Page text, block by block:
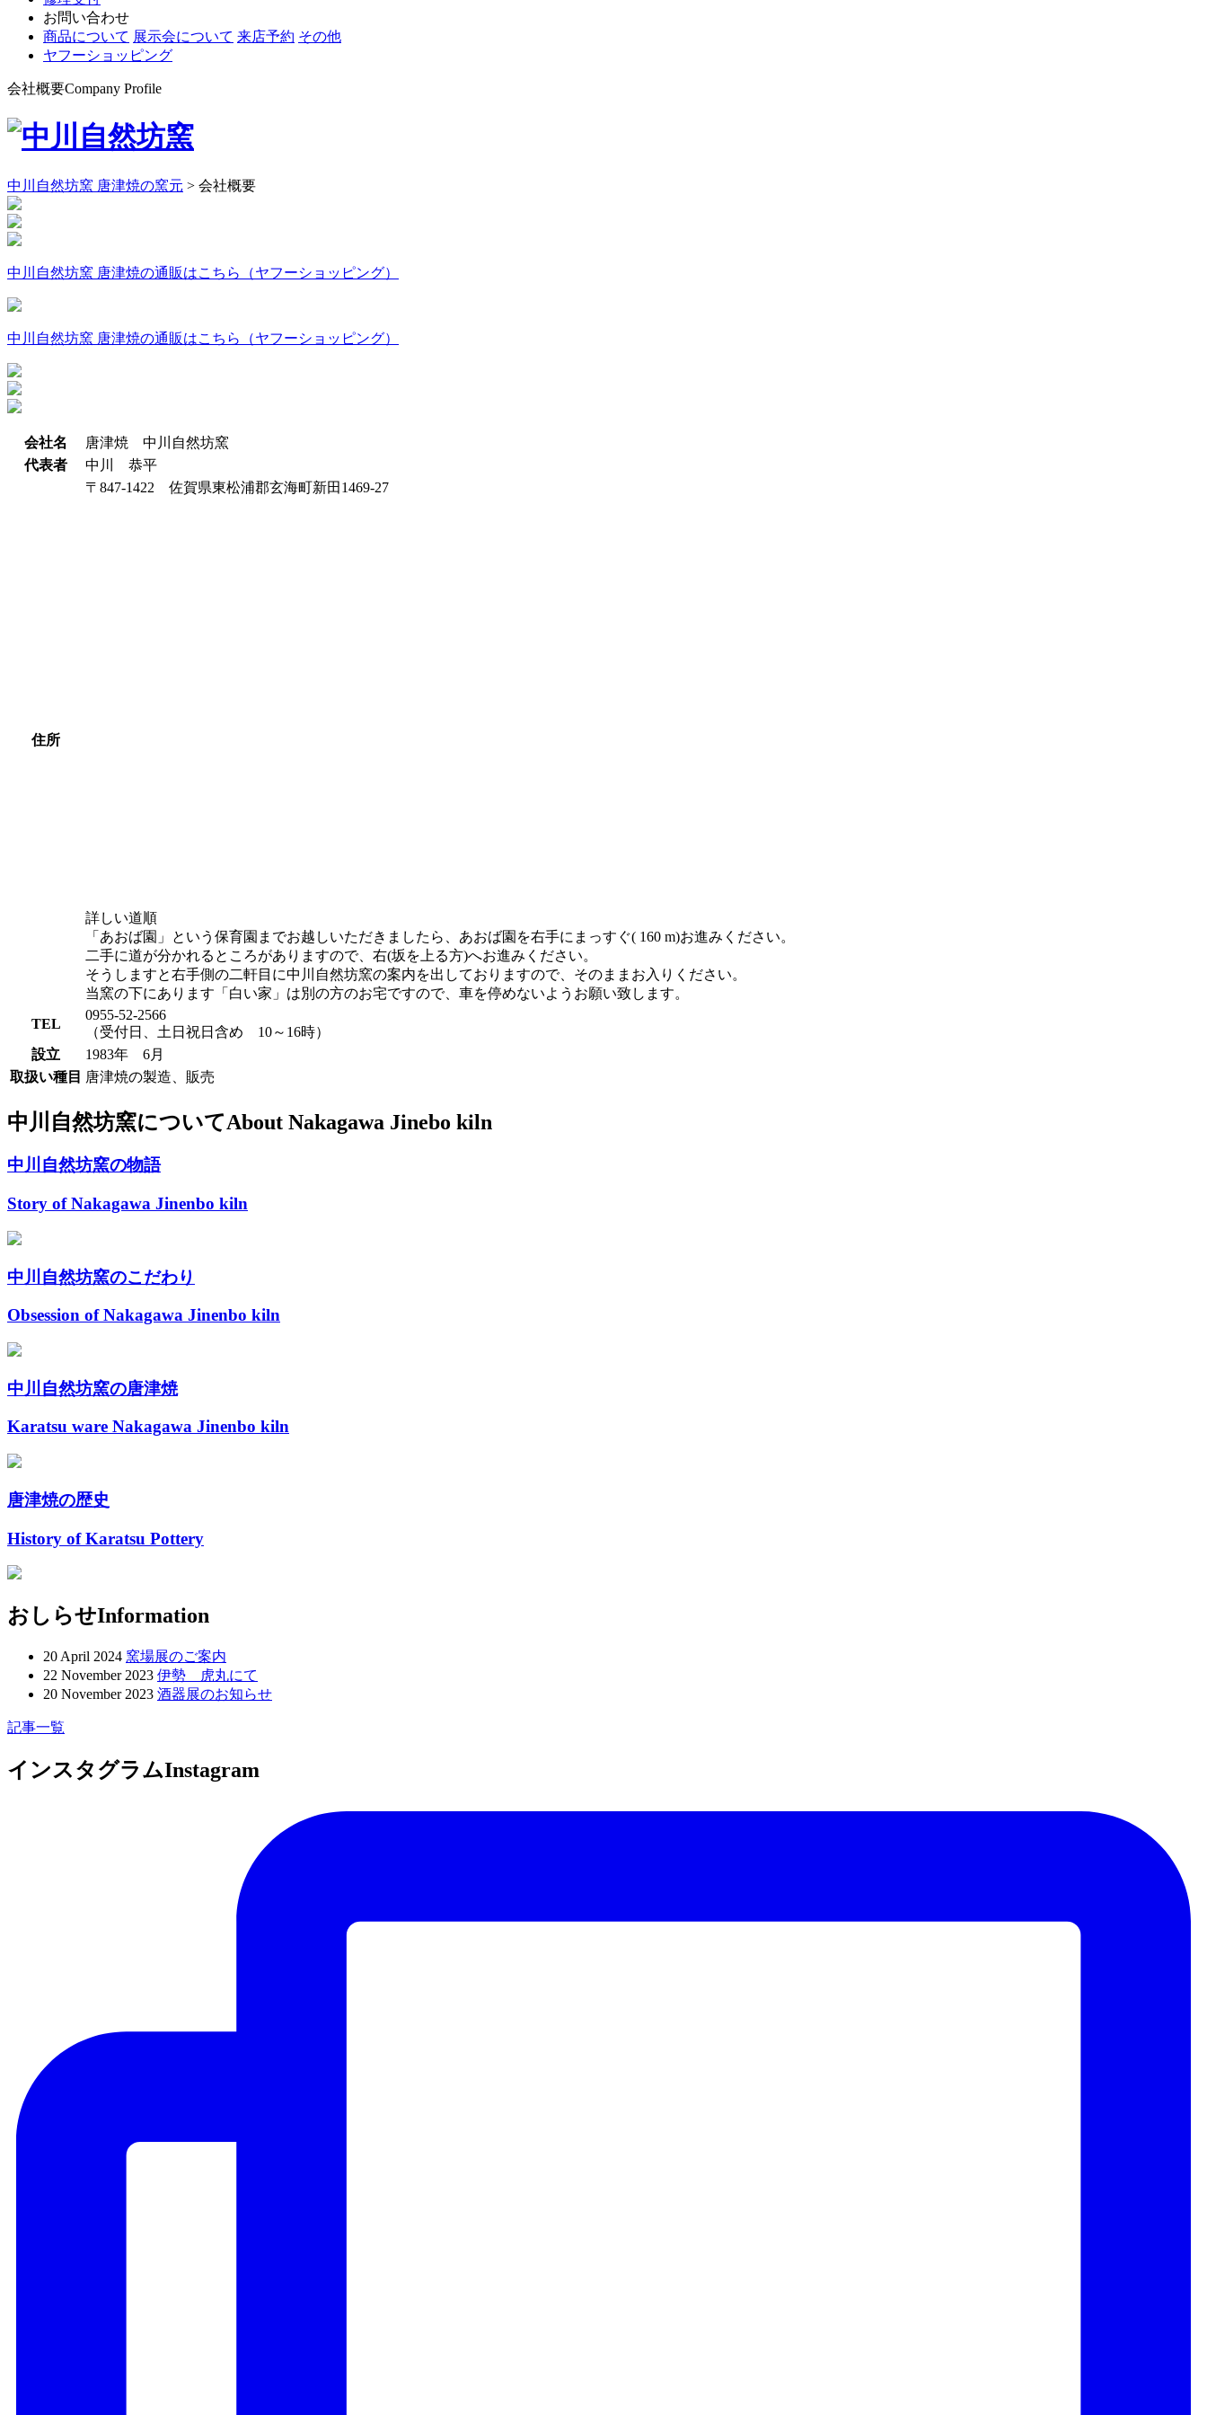
お問い合わせ
商品について 展示会について 来店予約 その他
ヤフーショッピング
会社概要Company Profile
中川自然坊窯 唐津焼の窯元 > 会社概要
中川自然坊窯 唐津焼の通販はこちら（ヤフーショッピング）
中川自然坊窯 唐津焼の通販はこちら（ヤフーショッピング）
会社名
唐津焼 中川自然坊窯
代表者
中川 恭平
住所
〒847-1422 佐賀県東松浦郡玄海町新田1469-27
詳しい道順
「あおば園」という保育園までお越しいただきましたら、あおば園を右手にまっすぐ( 160 m)お進みください。
二手に道が分かれるところがありますので、右(坂を上る方)へお進みください。
そうしますと右手側の二軒目に中川自然坊窯の案内を出しておりますので、そのままお入りください。
当窯の下にあります「白い家」は別の方のお宅ですので、車を停めないようお願い致します。
TEL
0955-52-2566
（受付日、土日祝日含め 10～16時）
設立
1983年 6月
取扱い種目 唐津焼の製造、販売
中川自然坊窯についてAbout Nakagawa Jinebo kiln
中川自然坊窯の物語
Story of Nakagawa Jinenbo kiln
中川自然坊窯のこだわり
Obsession of Nakagawa Jinenbo kiln
中川自然坊窯の唐津焼
Karatsu ware Nakagawa Jinenbo kiln
唐津焼の歴史
History of Karatsu Pottery
おしらせInformation
20 April 2024 窯場展のご案内
22 November 2023 伊勢 虎丸にて
20 November 2023 酒器展のお知らせ
記事一覧
インスタグラムInstagram